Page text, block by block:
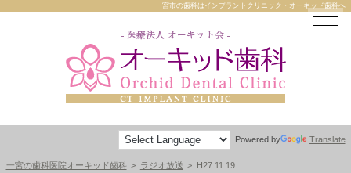
一宮市の歯科はインプラントクリニック・オーキッド歯科へ
Powered by Translate
一宮の歯科医院オーキッド歯科 ラジオ放送 H27.11.19